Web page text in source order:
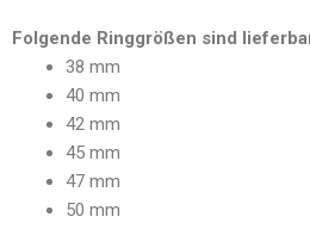
Folgende Ringgrößen sind
38 mm
40 mm
42 mm
45 mm
47 mm
50 mm